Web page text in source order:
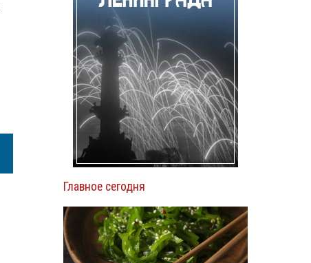
Главное сегодня